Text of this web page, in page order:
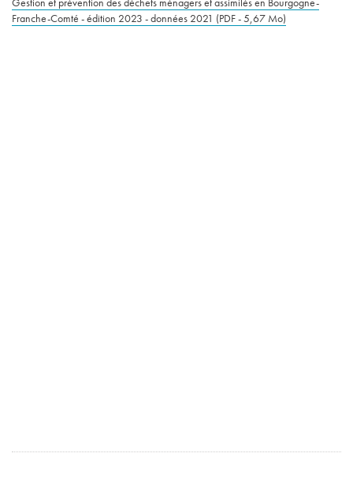
Franche-Comté - édition 2023 - données 2021 (PDF - 5,67 Mo)